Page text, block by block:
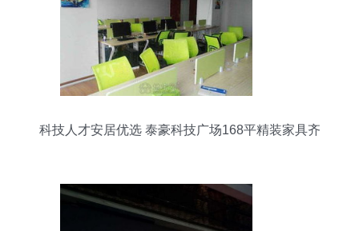
科技人才安居优选 泰豪科技广场168平精装家具齐